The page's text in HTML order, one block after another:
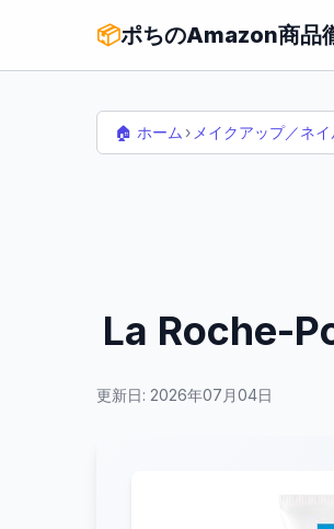
📦ポちのAmazon商品
🏠 ホーム › メイクアップ／ネ
La Roche-
更新日: 2026年07月04日